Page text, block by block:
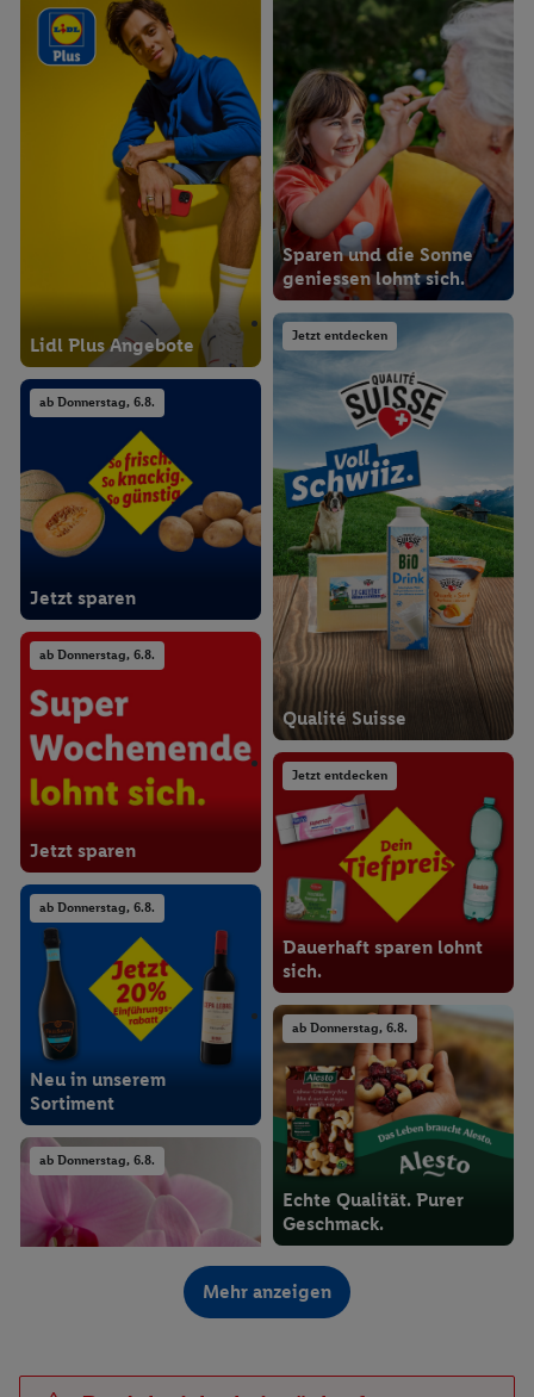
Lidl Plus Angebote
Sparen und die Sonne
geniessen lohnt sich.
Jetzt entdecken
Qualité Suisse
ab Donnerstag, 6.8.
Jetzt sparen
ab Donnerstag, 6.8.
Jetzt sparen
Jetzt entdecken
Dauerhaft sparen lohnt
sich.
ab Donnerstag, 6.8.
Neu in unserem
Sortiment
ab Donnerstag, 6.8.
Echte Qualität. Purer
Geschmack.
ab Donnerstag, 6.8.
ab Donnerstag, 6.8.
Mehr anzeigen